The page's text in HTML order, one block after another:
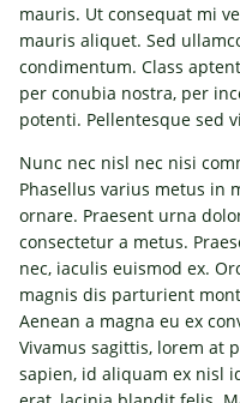
mauris. Ut consequat mi
mauris aliquet. Sed
condimentum. Class
per conubia nostra, per
potenti. Pellentesque sed
Nunc nec nisl nec nisi
Phasellus varius metus in
ornare. Praesent urna
consectetur a metus.
nec, iaculis euismod ex.
magnis dis parturient
Aenean a magna eu ex
Vivamus sagittis, lorem at
sapien, id aliquam ex nisl